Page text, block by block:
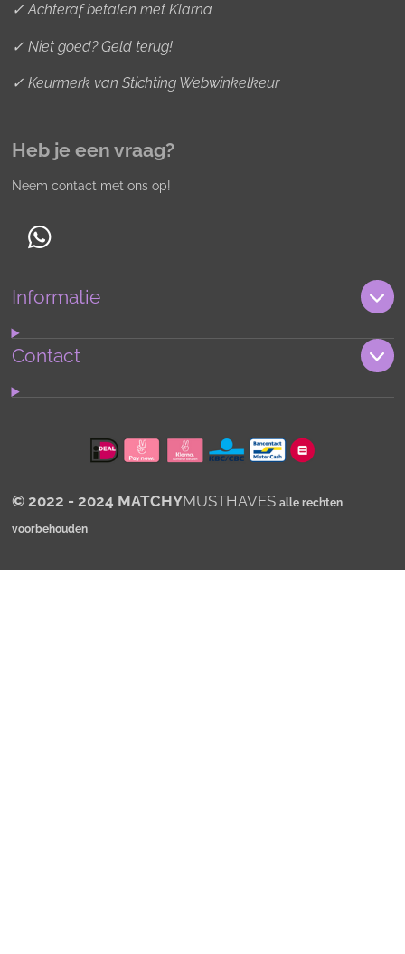
✓ Achteraf betalen met Klarna
✓ Niet goed? Geld terug!
✓ Keurmerk van Stichting Webwinkelkeur
Heb je een vraag?
Neem contact met ons op!
W
a
s
Informatie
Contact
© 2022 - 2024 MATCHYMUSTHAVES alle rechten
voorbehouden